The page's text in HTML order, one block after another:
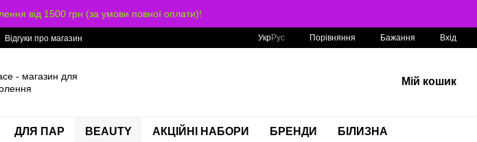
від 1500 грн (за умови повної оплати)!
Відгуки про магазин УкрРус Порівняння Бажання Вхід
Мій кошик
ДЛЯ ПАР BEAUTY АКЦІЙНІ НАБОРИ БРЕНДИ БІЛИЗНА